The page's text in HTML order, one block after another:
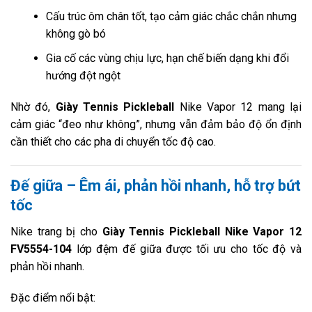
Cấu trúc ôm chân tốt, tạo cảm giác chắc chắn nhưng
không gò bó
Gia cố các vùng chịu lực, hạn chế biến dạng khi đổi
hướng đột ngột
Nhờ đó, Giày Tennis Pickleball Nike Vapor 12 mang lại
cảm giác “đeo như không”, nhưng vẫn đảm bảo độ ổn định
cần thiết cho các pha di chuyển tốc độ cao.
Đế giữa – Êm ái, phản hồi nhanh, hỗ trợ bứt
tốc
Nike trang bị cho Giày Tennis Pickleball Nike Vapor 12
FV5554-104 lớp đệm đế giữa được tối ưu cho tốc độ và
phản hồi nhanh.
Đặc điểm nổi bật: